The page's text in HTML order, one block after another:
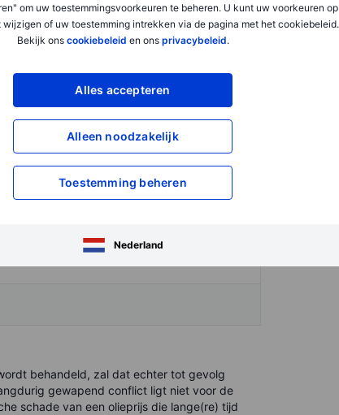
om uw toestemmingsvoorkeuren te beheren. U kunt uw voorkeuren op
of uw toestemming intrekken via de pagina met het cookiebeleid.
Bekijk ons cookiebeleid en ons privacybeleid.
Alles accepteren
Alleen noodzakelijk
Toestemming beheren
Nederland
behandeld, zal dat echter tot gevolg
gewapend conflict ligt niet voor de
schade van een olieprijs die lange(re) tijd